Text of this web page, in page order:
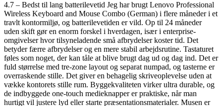
4.7 – Bedst til lang batterilevetid Jeg har brugt Lenovo Professional
Wireless Keyboard and Mouse Combo (German) i flere måneder i et
travlt kontormiljø, og batterilevetiden er vild. Op til 24 måneder
uden skift gør en enorm forskel i hverdagen, især i enterprise-
omgivelser hvor tilsyneladende små afbrydelser koster tid. Det
betyder færre afbrydelser og en mere stabil arbejdsrutine. Tastaturet
føles som noget, der kan tåle at blive brugt dag ud og dag ind. Det er
fuld størrelse med tre-zone layout og separat numpad, og tasterne er
overraskende stille. Det giver en behagelig skriveoplevelse uden at
vække kontorets stille rum. Byggekvaliteten virker ultra durable, og
de indbyggede one-touch medieknapper er praktiske, når man
hurtigt vil justere lyd eller starte præsentationsmaterialer. Musen er